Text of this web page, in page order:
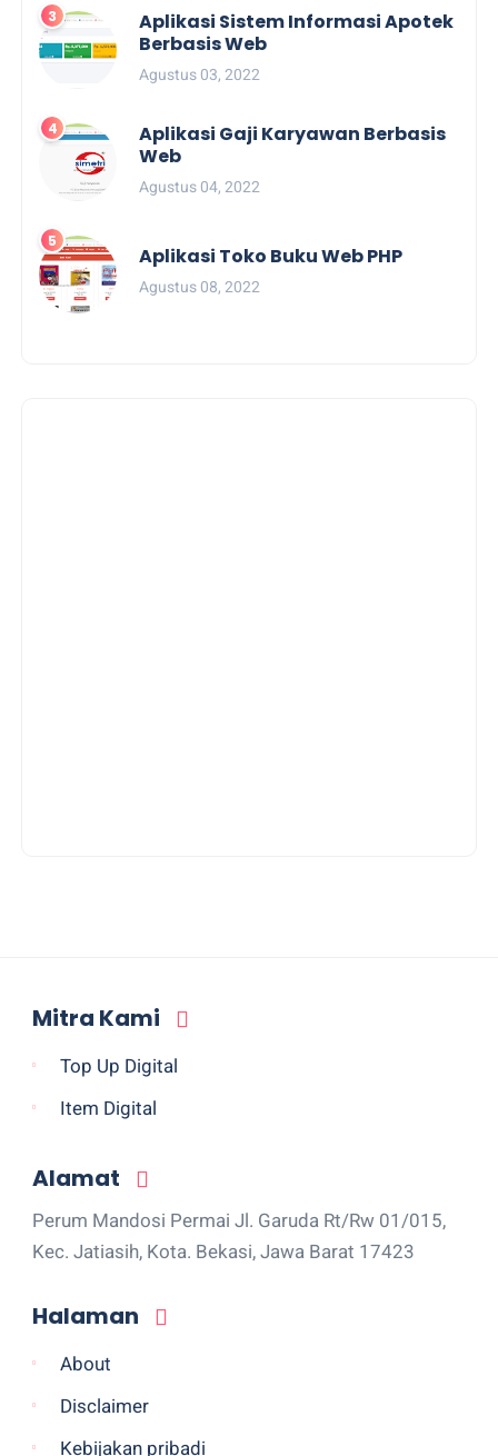
Aplikasi Sistem Informasi Apotek
Berbasis Web
Agustus 03, 2022
Aplikasi Gaji Karyawan Berbasis
Web
Agustus 04, 2022
Aplikasi Toko Buku Web PHP
Agustus 08, 2022
Mitra Kami
Top Up Digital
Item Digital
Alamat
Perum Mandosi Permai Jl. Garuda Rt/Rw 01/015,
Kec. Jatiasih, Kota. Bekasi, Jawa Barat 17423
Halaman
About
Disclaimer
Kebijakan pribadi